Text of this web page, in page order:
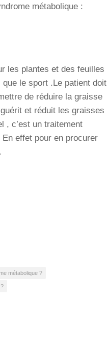
métabolique :
les plantes et des feuilles
le sport .Le patient doit
de réduire la graisse
et réduit les graisses
, c’est un traitement
effet pour en procurer
métabolique ?